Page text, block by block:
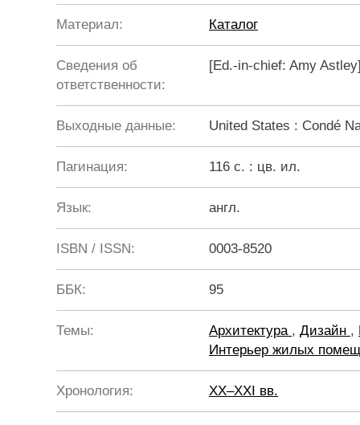
Материал: Каталог
Сведения об
ответственности:
[Ed.-in-chief: Amy
Выходные данные: United States : Condé
Пагинация: 116 с. : цв. ил.
Язык: англ.
ISBN / ISSN: 0003-8520
ББК: 95
Темы: Архитектура , Дизайн ,
Интерьер жилых
Хронология: XX–XXI вв.